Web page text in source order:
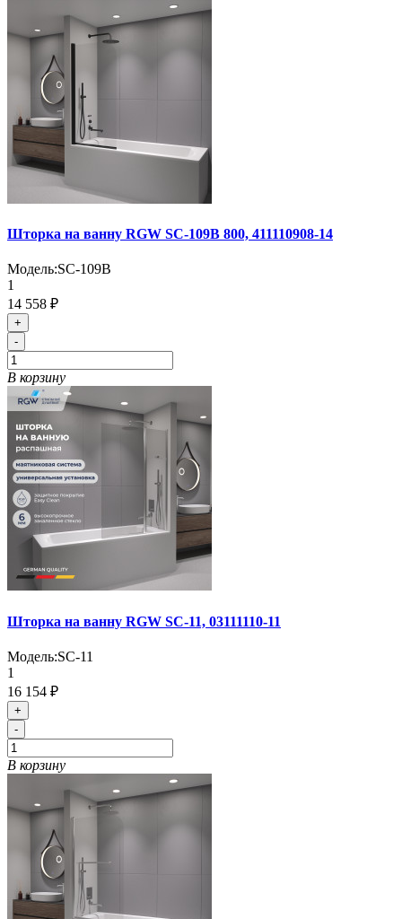
Шторка на ванну RGW SC-109B 800, 411110908-14
Модель:SC-109B
1
14 558 ₽
+
-
В корзину
Шторка на ванну RGW SC-11, 03111110-11
Модель:SC-11
1
16 154 ₽
+
-
В корзину